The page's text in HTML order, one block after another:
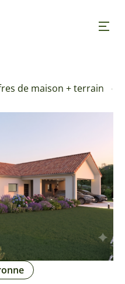
RDV
de maison + terrain